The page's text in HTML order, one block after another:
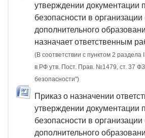
утверждении документации
безопасности в
дополнительного
назначает ответственным
(В соответствии с пунктом 2
в РФ утв. Пост. Прав. №1479, ст. 37
безопасности")
Приказ о назначении
утверждении документации
безопасности в
дополнительного